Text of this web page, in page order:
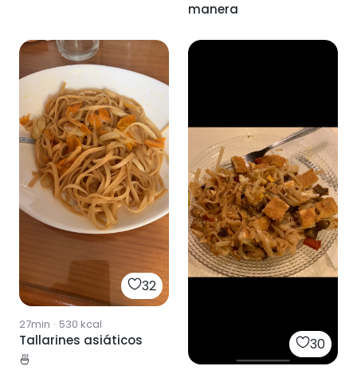
manera
32
27min · 530 kcal
Tallarines asiáticos
🍜
30